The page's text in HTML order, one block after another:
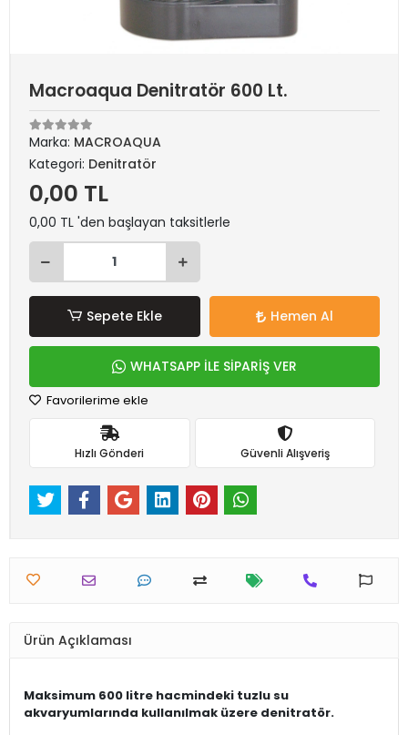
Macroaqua Denitratör 600 Lt.
Marka: MACROAQUA
Kategori: Denitratör
0,00 TL
0,00 TL 'den başlayan taksitlerle
Sepete Ekle Hemen Al
WHATSAPP İLE SİPARİŞ VER
Favorilerime ekle
Hızlı Gönderi Güvenli Alışveriş
Ürün Açıklaması
Maksimum 600 litre hacmindeki tuzlu su
akvaryumlarında kullanılmak üzere denitratör.